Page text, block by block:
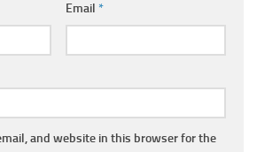
Email *
and website in this browser for the